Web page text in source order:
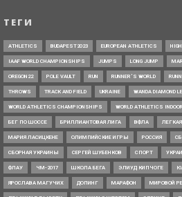
ТЕГИ
ATHLETICS BUDAPEST2023 EUROPEAN ATHLETICS
IAAF WORLD CHAMPIONSHIPS JUMPS LONG JUMP
OREGON22 POLE VAULT RUN RUNNER’S WORLD
THROWS TRACK AND FIELD UKRAINE WANDA DIAMOND
WORLD ATHLETICS CHAMPIONSHIPS WORLD ATHLETICS
БЕГ ПО ШОССЕ БРИЛЛИАНТОВАЯ ЛИГА ВФЛА
МАРИЯ ЛАСИЦКЕНЕ ОЛИМПИЙСКИЕ ИГРЫ РОССИЯ
СБОРНАЯ УКРАИНЫ СЕРГЕЙ ШУБЕНКОВ СПОРТ
ФЛАУ ЧМ-2017 ШКОЛА БЕГА ЭЛИУД КИПЧОГЕ
ЯРОСЛАВА МАГУЧИХ ДОПИНГ МАРАФОН МИРОВОЙ